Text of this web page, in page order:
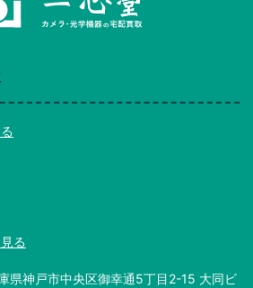
る
神戸市中央区御幸通5丁目2-15 大同ビ